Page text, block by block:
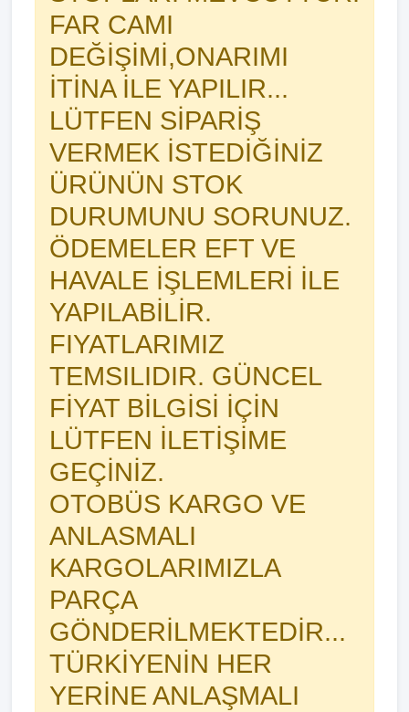
FAR CAMI
DEĞİŞİMİ,ONARIMI
İTİNA İLE YAPILIR...
LÜTFEN SİPARİŞ
VERMEK İSTEDİĞİNİZ
ÜRÜNÜN STOK
DURUMUNU SORUNUZ.
ÖDEMELER EFT VE
HAVALE İŞLEMLERİ İLE
YAPILABİLİR.
FIYATLARIMIZ
TEMSILIDIR. GÜNCEL
FİYAT BİLGİSİ İÇİN
LÜTFEN İLETİŞİME
GEÇİNİZ.
OTOBÜS KARGO VE
ANLASMALI
KARGOLARIMIZLA
PARÇA
GÖNDERİLMEKTEDİR...
TÜRKİYENİN HER
YERİNE ANLAŞMALI